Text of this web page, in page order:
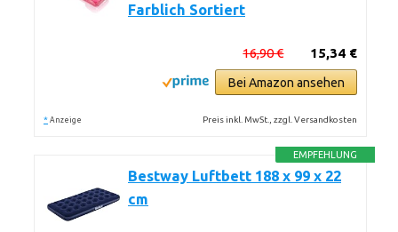
Farblich Sortiert
15,34 €
16,90 €
Bei Amazon ansehen
* Anzeige Preis inkl. MwSt., zzgl. Versandkosten
EMPFEHLUNG
Bestway Luftbett 188 x 99 x 22
cm